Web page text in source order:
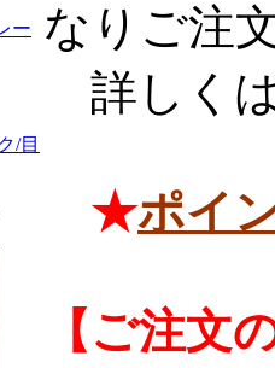
なりご注
詳しく
★ポイ
【ご注文